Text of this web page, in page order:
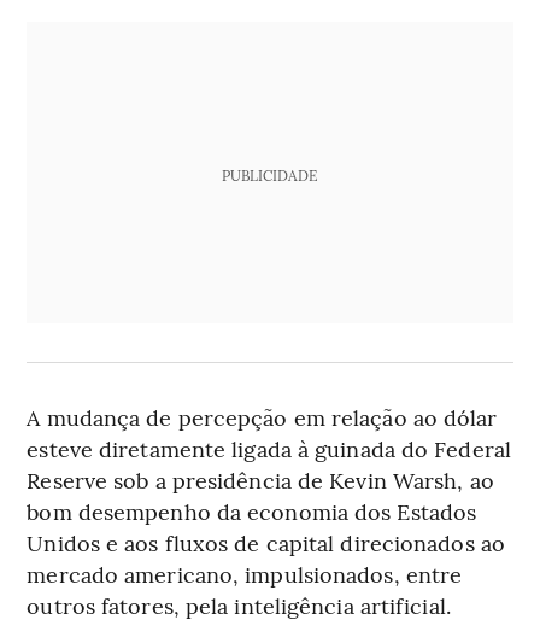
PUBLICIDADE
A mudança de percepção em relação ao dólar
esteve diretamente ligada à guinada do Federal
Reserve sob a presidência de Kevin Warsh, ao
bom desempenho da economia dos Estados
Unidos e aos fluxos de capital direcionados ao
mercado americano, impulsionados, entre
outros fatores, pela inteligência artificial.